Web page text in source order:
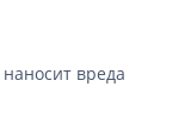
вреда